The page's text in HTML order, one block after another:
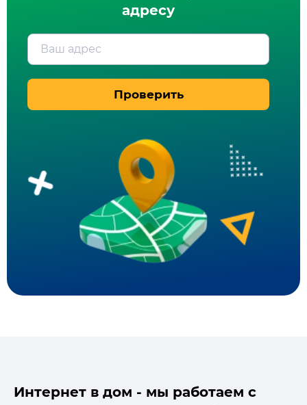
адресу
Ваш адрес
Проверить
Интернет в дом - мы работаем с